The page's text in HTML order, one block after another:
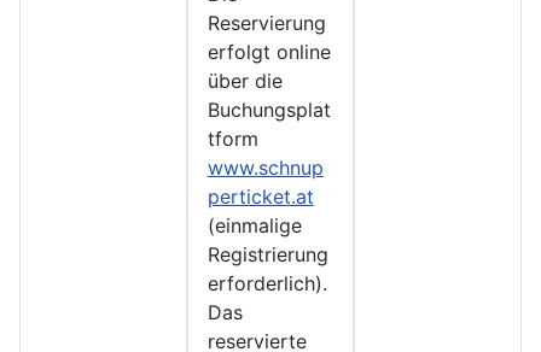
Reservierung
erfolgt online
über die
Buchungsplat
tform
www.schnup
perticket.at
(einmalige
Registrierung
erforderlich).
Das
reservierte